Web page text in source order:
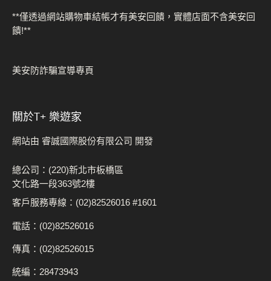
**僅透過網站購物車結帳才有美安回饋，實體店面不含美安回
饋!**
美安防詐騙宣導專頁
關於t+ 樂遊家
網站由 睿誠國際股份有限公司 開發
總公司：(220)新北市板橋區
文化路一段363號2樓
客戶服務專線：(02)82526016 #1601
電話：(02)82526016
傳真：(02)82526015
統編：28473943